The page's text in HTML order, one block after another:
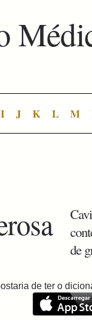
I J K L M
de
de ter o